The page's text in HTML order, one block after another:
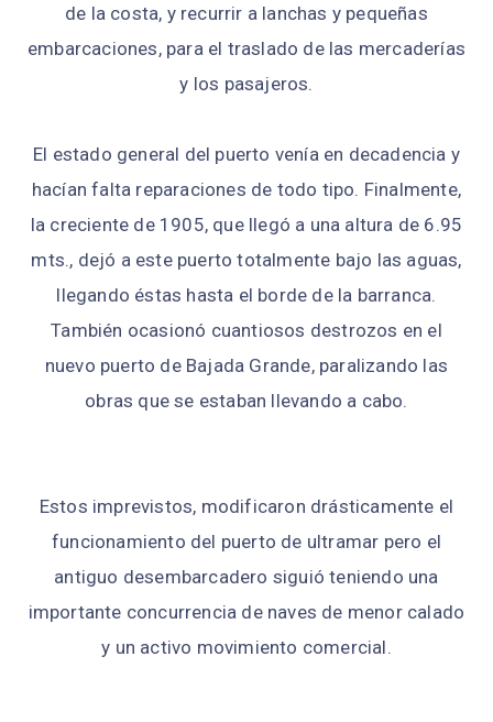
de la costa, y recurrir a lanchas y pequeñas
embarcaciones, para el traslado de las mercaderías
y los pasajeros.
El estado general del puerto venía en decadencia y
hacían falta reparaciones de todo tipo. Finalmente,
la creciente de 1905, que llegó a una altura de 6.95
mts., dejó a este puerto totalmente bajo las aguas,
llegando éstas hasta el borde de la barranca.
También ocasionó cuantiosos destrozos en el
nuevo puerto de Bajada Grande, paralizando las
obras que se estaban llevando a cabo.
Estos imprevistos, modificaron drásticamente el
funcionamiento del puerto de ultramar pero el
antiguo desembarcadero siguió teniendo una
importante concurrencia de naves de menor calado
y un activo movimiento comercial.